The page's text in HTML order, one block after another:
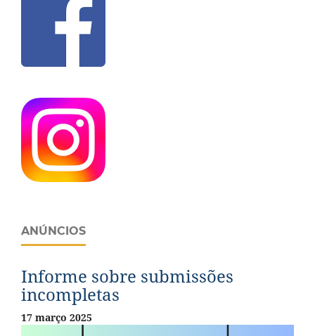
ANÚNCIOS
Informe sobre submissões
incompletas
17 março 2025